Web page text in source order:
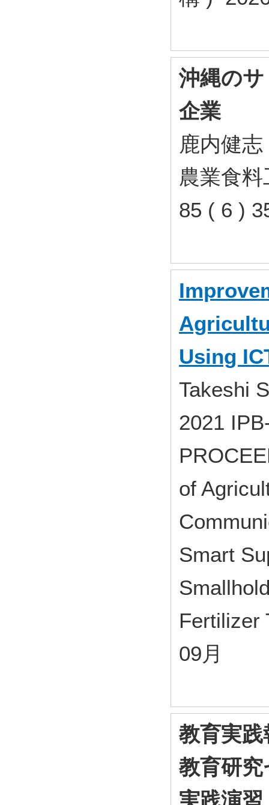
沖縄の
企業
鹿内健志
農業食
85 ( 6 )
Using
Takeshi
2021
of
Smart
09月
教育実
教育研
実践演